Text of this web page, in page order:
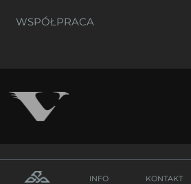
WSPÓŁPRACA
INFO KONTAKT